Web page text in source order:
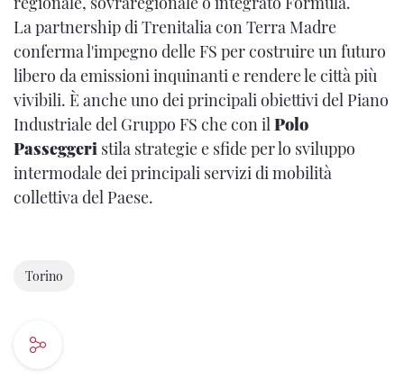
La partnership di Trenitalia con Terra Madre
conferma l'impegno delle FS per costruire un futuro
libero da emissioni inquinanti e rendere le città più
vivibili. È anche uno dei principali obiettivi del Piano
Industriale del Gruppo FS che con ilPolo
Passeggeri stila strategie e sfide per lo sviluppo
intermodale dei principali servizi di mobilità
collettiva del Paese.
Torino